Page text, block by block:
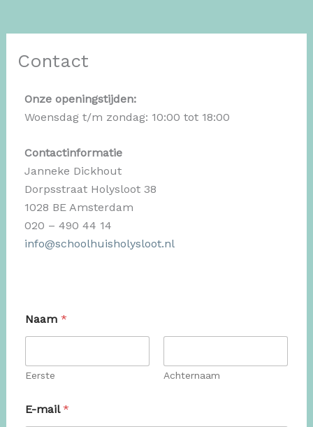
Contact
Onze openingstijden:
Woensdag t/m zondag: 10:00 tot 18:00
Contactinformatie
Janneke Dickhout
Dorpsstraat Holysloot 38
1028 BE Amsterdam
020 – 490 44 14
info@schoolhuisholysloot.nl
Naam *
Eerste Achternaam
e
E-mail*